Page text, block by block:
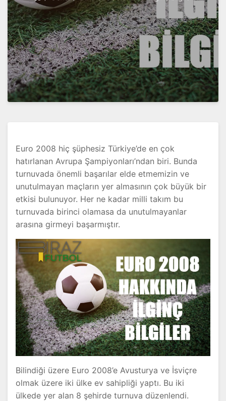
Euro 2008 hiç şüphesiz Türkiye’de en çok
hatırlanan Avrupa Şampiyonları’ndan biri. Bunda
turnuvada önemli başarılar elde etmemizin ve
unutulmayan maçların yer almasının çok büyük bir
etkisi bulunuyor. Her ne kadar milli takım bu
turnuvada birinci olamasa da unutulmayanlar
arasına girmeyi başarmıştır.
Bilindiği üzere Euro 2008’e Avusturya ve İsviçre
olmak üzere iki ülke ev sahipliği yaptı. Bu iki
ülkede yer alan 8 şehirde turnuva düzenlendi.